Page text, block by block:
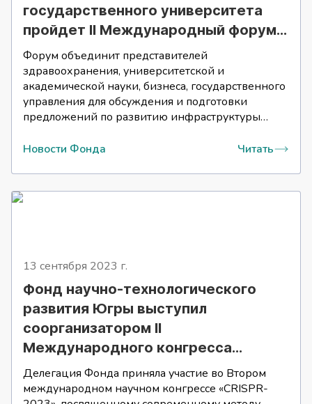
государственного университета
пройдет II Международный форум
геномных и биомедицинских
технологий.
Форум объединит представителей
здравоохранения, университетской и
академической науки, бизнеса, государственного
управления для обсуждения и подготовки
предложений по развитию инфраструктуры
инновационных методов диагностики, лечению
мультифакторных заболеваний, развитию
перинатальной медицины и подготовке
Новости Фонда Читать
13 сентября 2023 г.
Фонд научно-технологического
развития Югры выступил
соорганизатором II
Международного конгресса
«CRISPR-2023».
Делегация Фонда приняла участие во Втором
международном научном конгрессе «CRISPR-